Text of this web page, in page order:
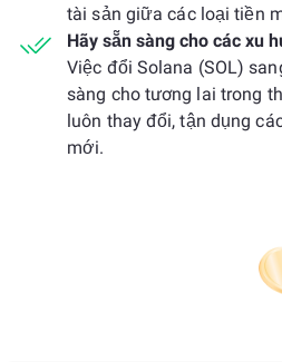
tài sản giữa các loại tiền
Hãy sẵn sàng cho các xu
Việc đổi Solana (SOL)
sàng cho tương lai trong
luôn thay đổi, tận dụng
mới.